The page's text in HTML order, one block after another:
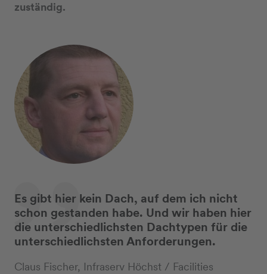
zuständig.
Es gibt hier kein Dach, auf dem ich nicht
schon gestanden habe. Und wir haben hier
die unterschiedlichsten Dachtypen für die
unterschiedlichsten Anforderungen.
Claus Fischer, Infraserv Höchst / Facilities